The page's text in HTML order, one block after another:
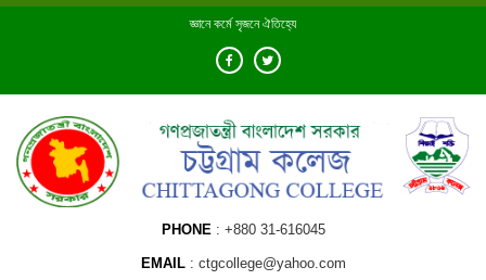
Skip
জ্ঞানে কর্মে সৃজনে ঐতিহ্যে
PHONE +880 31-616045
EMAIL ctgcollege@yahoo.com